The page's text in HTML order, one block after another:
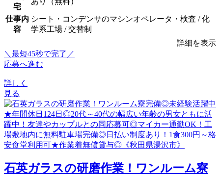
宅
仕事内
容
シート・コンデンサのマシンオペレータ・検査 / 化
学系工場 / 交替制
詳細を表示
＼最短45秒で完了／
応募へ進む
詳しく
見る
石英ガラスの研磨作業！ワンルーム寮